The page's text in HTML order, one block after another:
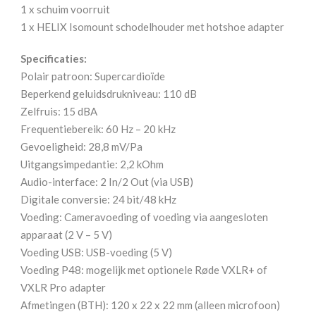
1 x schuim voorruit
1 x HELIX Isomount schodelhouder met hotshoe adapter
Specificaties:
Polair patroon: Supercardioïde
Beperkend geluidsdrukniveau: 110 dB
Zelfruis: 15 dBA
Frequentiebereik: 60 Hz – 20 kHz
Gevoeligheid: 28,8 mV/Pa
Uitgangsimpedantie: 2,2 kOhm
Audio-interface: 2 In/2 Out (via USB)
Digitale conversie: 24 bit/48 kHz
Voeding: Cameravoeding of voeding via aangesloten
apparaat (2 V – 5 V)
Voeding USB: USB-voeding (5 V)
Voeding P48: mogelijk met optionele Røde VXLR+ of
VXLR Pro adapter
Afmetingen (BTH): 120 x 22 x 22 mm (alleen microfoon)